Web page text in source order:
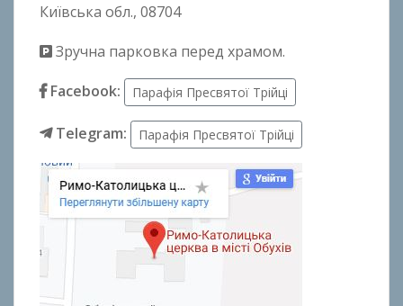
Київська обл., 08704
Зручна парковка перед храмом.
Facebook:
Парафія Пресвятої Трійці
Telegram: Парафія Пресвятої Трійці